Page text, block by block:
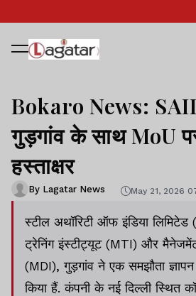
Bokaro News:
गुड़गांव के साथ MoU
हस्ताक्षर
By Lagatar News May 21, 2026
स्टील अथॉरिटी ऑफ इंडिया
ट्रेनिंग इंस्टीट्यूट (MTI) और
(MDI), गुड़गांव ने एक समझौता
किया हैं. कंपनी के नई दिल्ली स्थित